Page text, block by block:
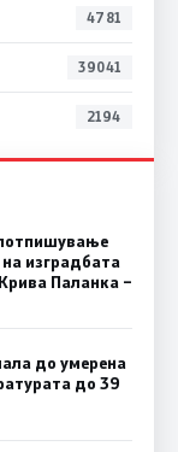
4781
39041
2194
изградбата
Паланка –
до умерена
до 39